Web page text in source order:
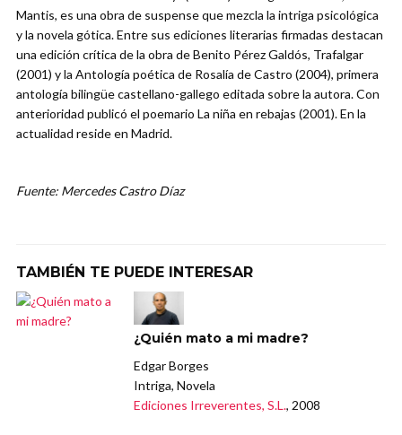
Mantis, es una obra de suspense que mezcla la intriga psicológica
y la novela gótica. Entre sus ediciones literarias firmadas destacan
una edición crítica de la obra de Benito Pérez Galdós, Trafalgar
(2001) y la Antología poética de Rosalía de Castro (2004), primera
antología bilingüe castellano-gallego editada sobre la autora. Con
anterioridad publicó el poemario La niña en rebajas (2001). En la
actualidad reside en Madrid.
Fuente: Mercedes Castro Díaz
TAMBIÉN TE PUEDE INTERESAR
¿Quién mato a mi madre?
Edgar Borges
Intriga, Novela
Ediciones Irreverentes, S.L., 2008